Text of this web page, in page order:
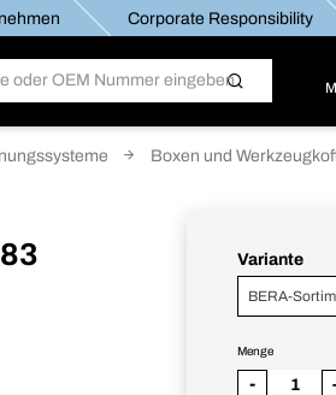
Corporate Responsibility
Boxen und
Variante
Menge
-